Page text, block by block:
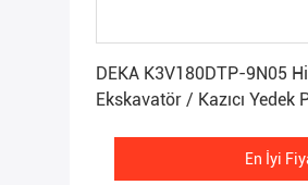
DEKA K3V180DTP-9N05 Hidrolik Pompa EC360
Ekskavatör / Kazıcı Yedek
En İyi